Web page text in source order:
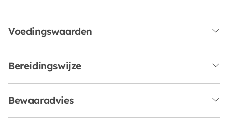
Voedingswaarden
Bereidingswijze
Bewaaradvies